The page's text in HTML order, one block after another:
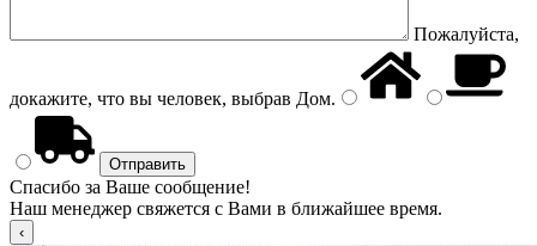
Пожалуйста,
докажите, что вы человек, выбрав Дом.
Спасибо за Ваше сообщение!
Наш менеджер свяжется с Вами в ближайшее время.